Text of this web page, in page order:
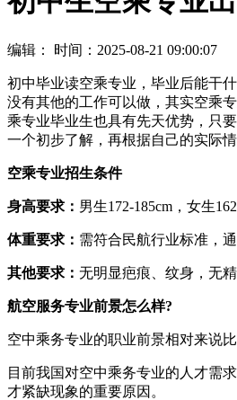
编辑： 时间：2025-08-21 09:00:07
初中毕业读空乘专业，毕业后能干
没有其他的工作可以做，其实空乘
乘专业毕业生也具有先天优势，只
一个初步了解，再根据自己的实际
空乘专业招生条件
身高要求： 男生172-185cm，女生
体重要求： 需符合民航行业标准，通
其他要求： 无明显疤痕、纹身，无
航空服务专业前景怎么样?
空中乘务专业的职业前景相对来说
目前我国对空中乘务专业的人才需
才紧缺现象的重要原因。